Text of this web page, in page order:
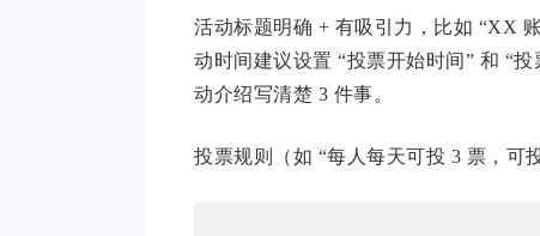
活动标题明确 + 有吸引力，比如 “XX
动时间建议设置 “投票开始时间” 和 “
动介绍写清楚 3 件事。
投票规则（如 “每人每天可投 3 票，可